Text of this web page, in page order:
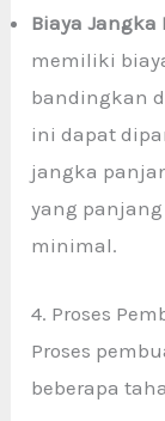
Biaya Jangka
memiliki
bandingkan
ini dapat
jangka
yang
minimal.
4. Proses
Proses
beberapa